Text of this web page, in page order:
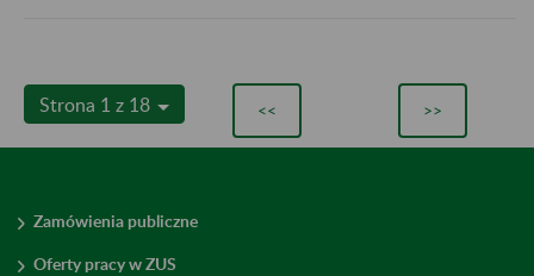
Strona 1 z 18 << >>
Zamówienia publiczne
Oferty pracy w ZUS